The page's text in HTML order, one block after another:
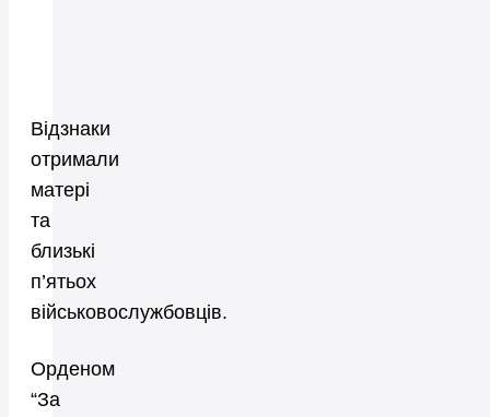
Відзнаки
отримали
матері
та
близькі
п’ятьох
військовослужбовців.
Орденом
“За